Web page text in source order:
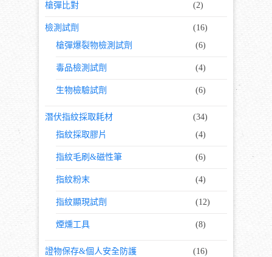
槍彈比對 (2)
檢測試劑
(16)
槍彈爆裂物檢測試劑
(6)
毒品檢測試劑 (4)
生物檢驗試劑 (6)
潛伏指紋採取耗材
(34)
指紋採取膠片
(4)
指紋毛刷&磁性筆 (6)
指紋粉末 (4)
指紋顯現試劑 (12)
煙燻工具 (8)
證物保存&個人安全防護
(16)